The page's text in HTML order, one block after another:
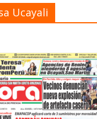
Ucayali